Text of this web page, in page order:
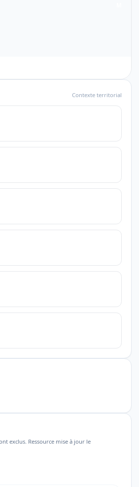
Contexte territorial
exclus. Ressource mise à jour le